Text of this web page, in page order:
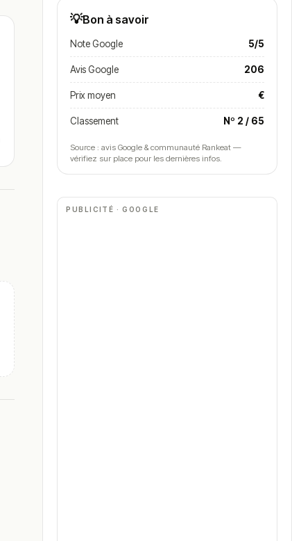
💡Bon à savoir
Note Google 5/5
Avis Google 206
Prix moyen €
Classement Nº 2 / 65
Source : avis Google & communauté Rankeat —
vérifiez sur place pour les dernières infos.
PUBLICITÉ · GOOGLE